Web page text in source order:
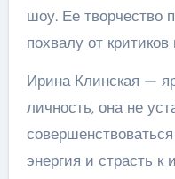
шоу. Ее творчество
похвалу от
Ирина Клинская —
личность, она не
энергия и страсть к